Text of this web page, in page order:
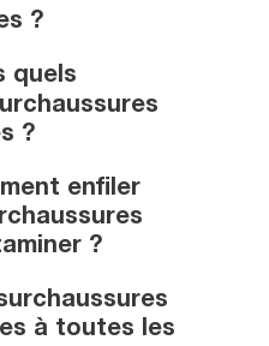
?
quels
?
enfiler
?
à toutes les